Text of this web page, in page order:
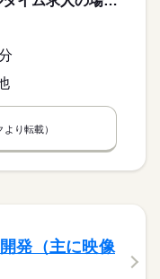
より転載）
発（主に映像